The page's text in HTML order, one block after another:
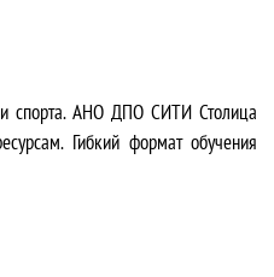
и спорта. АНО ДПО СИТИ Столица
Гибкий формат обучения